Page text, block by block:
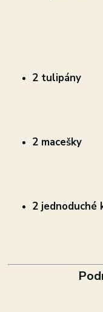
2 tulipány
2 macešky
2 jednoduché